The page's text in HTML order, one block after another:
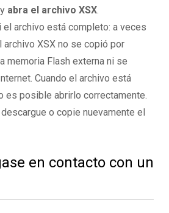
abra el archivo XSX.
el archivo está completo: a veces
archivo XSX no se copió por
memoria Flash externa ni se
Cuando el archivo está
es posible abrirlo correctamente.
o copie nuevamente el
en contacto con un